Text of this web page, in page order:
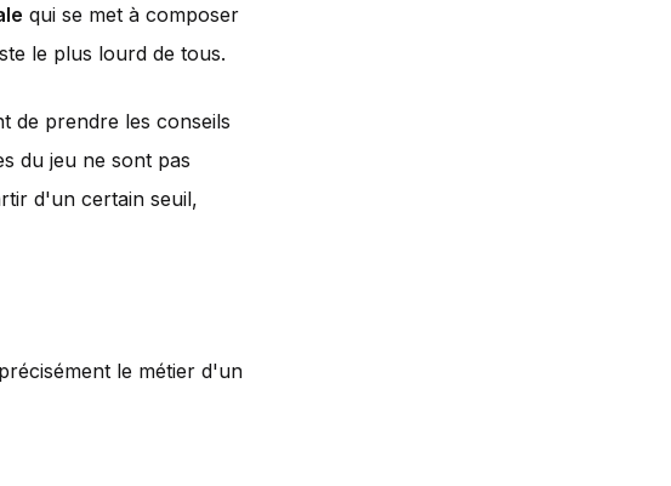
qui se met à composer
le plus lourd de tous.
de prendre les conseils
du jeu ne sont pas
d'un certain seuil,
le métier d'un